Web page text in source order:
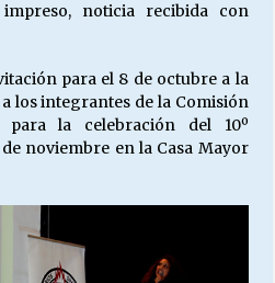
noticia recibida con
para el 8 de octubre a la
los integrantes de la Comisión
para la celebración del 10º
noviembre en la Casa Mayor